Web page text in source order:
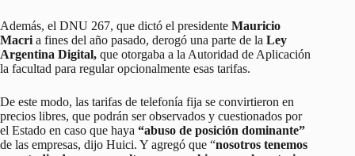
Además, el DNU 267, que dictó el presidente Mauricio
Macri a fines del año pasado, derogó una parte de la Ley
Argentina Digital, que otorgaba a la Autoridad de Aplicación
la facultad para regular opcionalmente esas tarifas.
De este modo, las tarifas de telefonía fija se convirtieron en
precios libres, que podrán ser observados y cuestionados por
el Estado en caso que haya “abuso de posición dominante”
de las empresas, dijo Huici. Y agregó que “nosotros tenemos